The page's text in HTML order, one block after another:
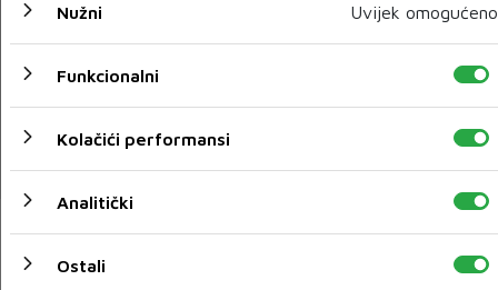
Nužni Uvijek omogućeno
Funkcionalni
Kolačići performansi
Analitički
Ostali